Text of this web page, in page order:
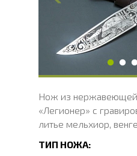
Ширина рукояти, мм
Длина рукояти, мм
Толщина рукояти, мм
Твердость клинка, HRC
Нож из нержавеющей
«Легионер» с
литье мельхиор,
ТИП НОЖА: